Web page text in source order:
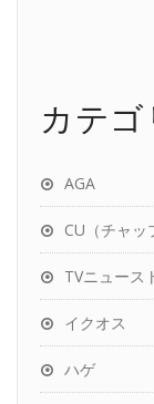
カテゴ
AGA
CU（チャッ
TVニュース
イクオス
ハゲ